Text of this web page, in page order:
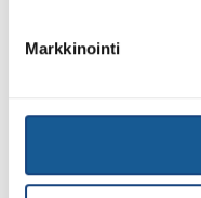
Markkinointi